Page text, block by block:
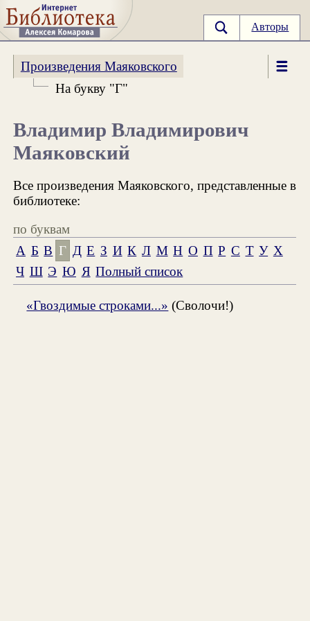
Авторы
Произведения Маяковского
На букву "Г"
Владимир Владимирович
Маяковский
Все произведения Маяковского, представленные в
библиотеке:
по буквам
А Б В Г Д Е З И К Л М Н О П Р С Т У Х
Ч Ш Э Ю Я Полный список
«Гвоздимые строками...» (Сволочи!)